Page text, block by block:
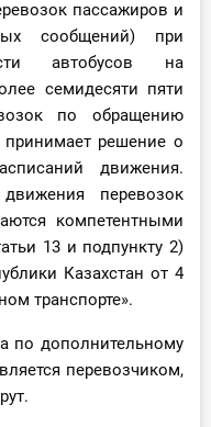
пассажиров и
сообщений) при
автобусов на
семидесяти пяти
по обращению
решение о
движения.
перевозок
компетентными
13 и подпункту 2)
Казахстан от 4
транспорте».
по дополнительному
перевозчиком,